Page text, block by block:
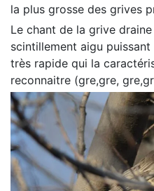
la plus grosse des grives
Le chant de la grive
scintillement aigu
très rapide qui la
reconnaitre (gre,gre,